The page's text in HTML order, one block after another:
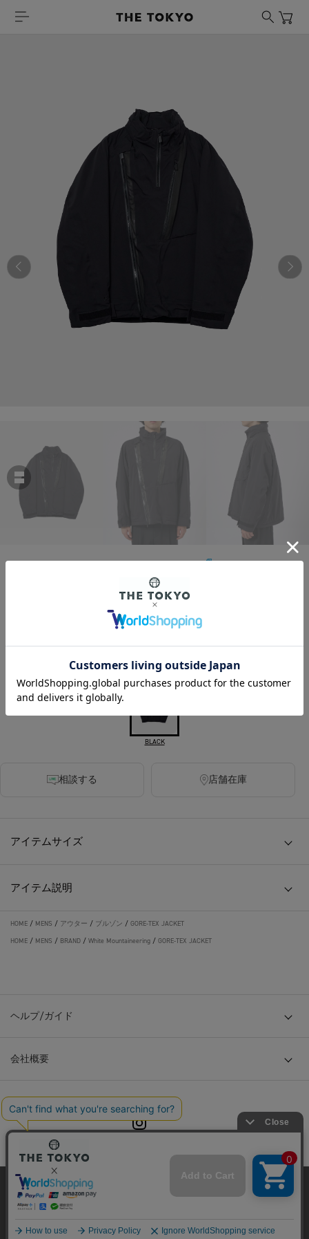
White Mountaineering
GORE-TEX JACKET
￥148,500
1350ポイント付与
カラー
BLACK
相談する 店舗在庫
アイテムサイズ
アイテム説明
HOME / MENS / アウター / ブルゾン / GORE-TEX JACKET
HOME / MENS / BRAND / White Mountaineering / GORE-TEX JACKET
ヘルプ/ガイド
会社概要
© TOKYO BASE CO., LTD
当サイトはクッキー(cookie)を使用します。クッキーはサイト内
の一部の機能および、サイトの使用状況の分析からマーケティ
ング活動に利用することを目的としています。
プライバシーポリシーはこちら